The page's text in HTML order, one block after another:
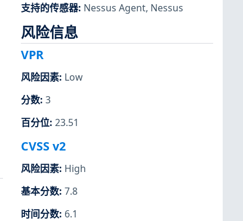
支持的传感器: Nessus Agent, Nessus
风险信息
VPR
风险因素: Low
分数: 3
百分位: 23.51
CVSS v2
风险因素: High
基本分数: 7.8
时间分数: 6.1